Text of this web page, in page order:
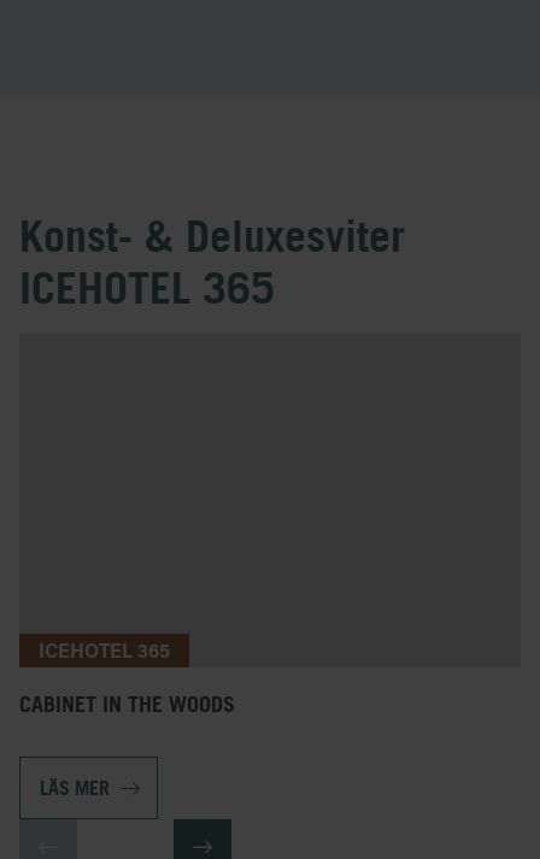
Konst- & Deluxesviter
ICEHOTEL 365
ICEHOTEL 365
CABINET IN THE WOODS
LÄS MER